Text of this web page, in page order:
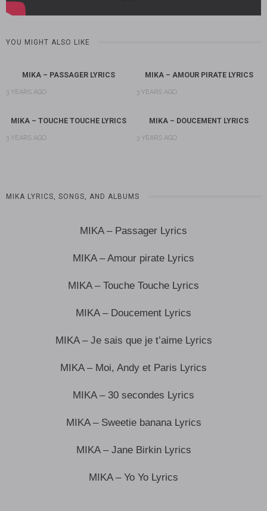
YOU MIGHT ALSO LIKE
MIKA – PASSAGER LYRICS
3 YEARS AGO
MIKA – AMOUR PIRATE LYRICS
3 YEARS AGO
MIKA – TOUCHE TOUCHE LYRICS
3 YEARS AGO
MIKA – DOUCEMENT LYRICS
3 YEARS AGO
MIKA LYRICS, SONGS, AND ALBUMS
MIKA – Passager Lyrics
MIKA – Amour pirate Lyrics
MIKA – Touche Touche Lyrics
MIKA – Doucement Lyrics
MIKA – Je sais que je t’aime Lyrics
MIKA – Moi, Andy et Paris Lyrics
MIKA – 30 secondes Lyrics
MIKA – Sweetie banana Lyrics
MIKA – Jane Birkin Lyrics
MIKA – Yo Yo Lyrics